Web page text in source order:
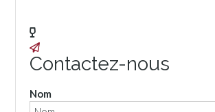
Contactez-nous
Nom